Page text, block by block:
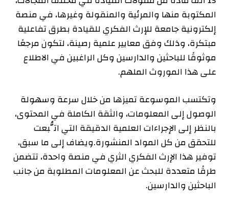
المكتوبة منها والمرئية والمنقولة وغيرها، في منصة
إلكترونية جامعة للإرث الفكري للقيادة بطرق تفاعلية
مبتكرة، وذلك وفق معايير علمية رصينة، لتكون مرجعًا
موثوقًا للباحثين والدارسين وكل الراغبين في الاطلاع
على هذا الموروث الملهم.
وتكتسب الموسوعة تميزها من خلال سرعة وسهولة
الوصول إلى المعلومات، والثقة الكاملة في المحتوى،
بالنظر إلى الإجراءات العلمية الدقيقة التي اتُّبعت
للتحقق من كل المواد المنشورة.ويضاف إلى ما سبق،
توفير هذا الإرث الفكري الثري في منصة واحدة، تتضمن
طرقًا متعددة للبحث عن المعلومات المطلوبة من جانب
الباحثين والدارسين.